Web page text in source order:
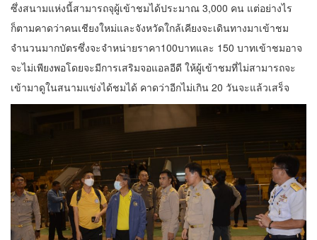
ซึ่งสนามแห่งนี้สามารถจุผู้เข้าชมได้ประมาณ 3,000 คน แต่อย่างไร
ก็ตามคาดว่าคนเชียงใหม่และจังหวัดใกล้เคียงจะเดินทางมาเข้าชม
จำนวนมากบัตรซึ่งจะจำหน่ายราคา100บาทและ 150 บาทเข้าชมอาจ
จะไม่เพียงพอโดยจะมีการเสริมจอแอลอีดี ให้ผู้เข้าชมที่ไม่สามารถจะ
เข้ามาดูในสนามแข่งได้ชมได้ คาดว่าอีกไม่เกิน 20 วันจะแล้วเสร็จ